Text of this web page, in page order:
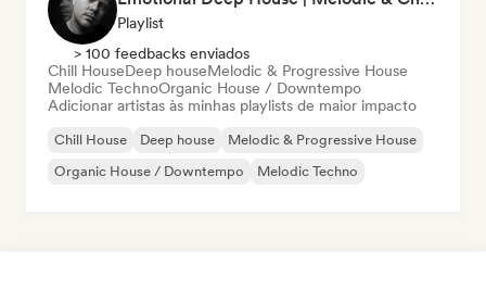
Playlist
> 100 feedbacks enviados
Chill HouseDeep houseMelodic & Progressive House
Melodic TechnoOrganic House / Downtempo
Adicionar artistas às minhas playlists de maior impacto
Chill House Deep house
Melodic & Progressive House
Organic House / Downtempo
Melodic Techno